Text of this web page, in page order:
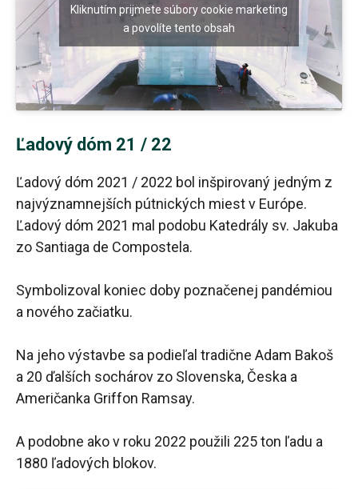
Kliknutím prijmete súbory cookie marketing
a povolíte tento obsah
Ľadový dóm 21 / 22
Ľadový dóm 2021 / 2022 bol inšpirovaný jedným z
najvýznamnejších pútnických miest v Európe.
Ľadový dóm 2021 mal podobu Katedrály sv. Jakuba
zo Santiaga de Compostela.
Symbolizoval koniec doby poznačenej pandémiou
a nového začiatku.
Na jeho výstavbe sa podieľal tradične Adam Bakoš
a 20 ďalších sochárov zo Slovenska, Česka a
Američanka Griffon Ramsay.
A podobne ako v roku 2022 použili 225 ton ľadu a
1880 ľadových blokov.